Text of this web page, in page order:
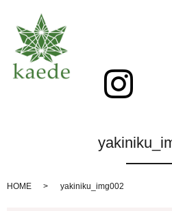
HOME yakiniku_img002